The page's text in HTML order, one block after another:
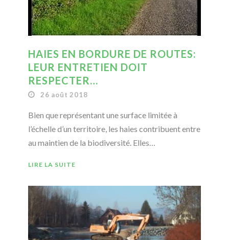
HAIES EN BORDURE DE ROUTES:
LEUR ENTRETIEN DOIT
RESPECTER…
26 août 2018
Bien que représentant une surface limitée à
l’échelle d’un territoire, les haies contribuent entre
au maintien de la biodiversité. Elles…
LIRE LA SUITE